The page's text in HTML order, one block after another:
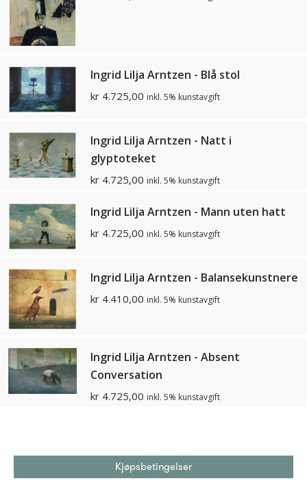
Ingrid Lilja Arntzen - Blå stol
kr 4.725,00 inkl. 5% kunstavgift
Ingrid Lilja Arntzen - Natt i
glyptoteket
kr 4.725,00 inkl. 5% kunstavgift
Ingrid Lilja Arntzen - Mann uten hatt
kr 4.725,00 inkl. 5% kunstavgift
Ingrid Lilja Arntzen - Balansekunstnere
kr 4.410,00 inkl. 5% kunstavgift
Ingrid Lilja Arntzen - Absent
Conversation
kr 4.725,00 inkl. 5% kunstavgift
Kjøpsbetingelser